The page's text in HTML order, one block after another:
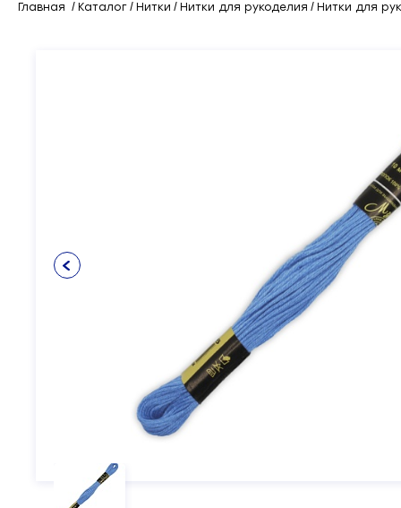
Лента 20
Косая бейка 3
Прикладные материалы
Ткань подкладочная
Утеплители и наполнители
Главная Каталог Нитки Нитки для рукоделия Нитки для